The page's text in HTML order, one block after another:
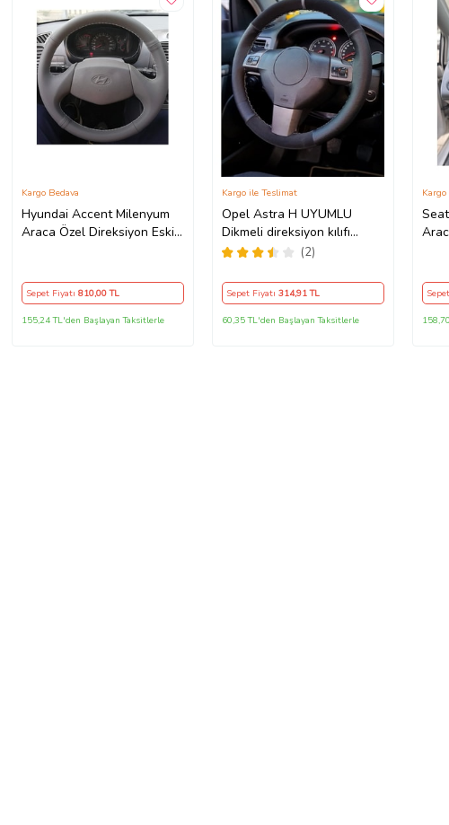
Hyundai Accent Milenyum
Araca Özel Direksiyon Eski
Kargo Bedava
Sepet Fiyatı 810,00 TL
155,24 TL'den Başlayan Taksitlerle
Opel Astra H UYUMLU
Dikmeli direksiyon kılıfı
noktalı alkantra gri yüzüklü (
(2)
Kargo ile Teslimat
Sepet Fiyatı 314,91 TL
60,35 TL'den Başlayan Taksitlerle
Kargo